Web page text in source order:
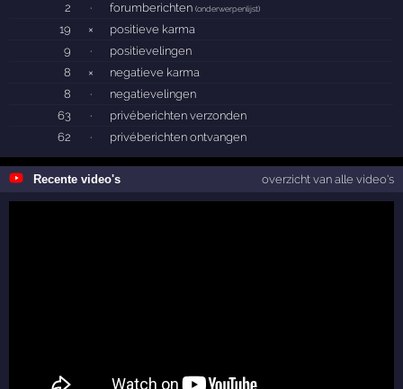
2
· forumberichten(onderwerpenlijst)
19 ×
positieve karma
9
·
positievelingen
8
×
negatieve karma
8
·
negatievelingen
63
·
privéberichten verzonden
62
· privéberichten ontvangen
Recente video's overzicht van alle video's